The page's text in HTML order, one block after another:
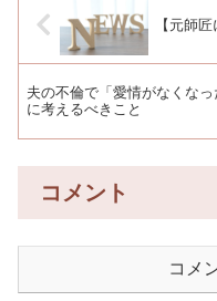
【元師
夫の不倫で「愛情がなくな
に考えるべきこと
コメント
コメ